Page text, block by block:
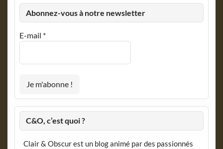
Abonnez-vous à notre newsletter
E-mail *
C&O, c’est quoi ?
Clair & Obscur est un blog animé par des passionnés